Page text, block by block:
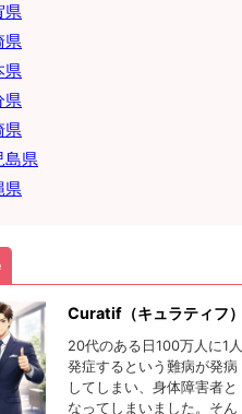
県
県
県
県
県
県
県
Curatif（キュラティフ）
20代のある日100万人に1人
発症するという難病が発病
してしまい、身体障害者と
なってしまいました。そん